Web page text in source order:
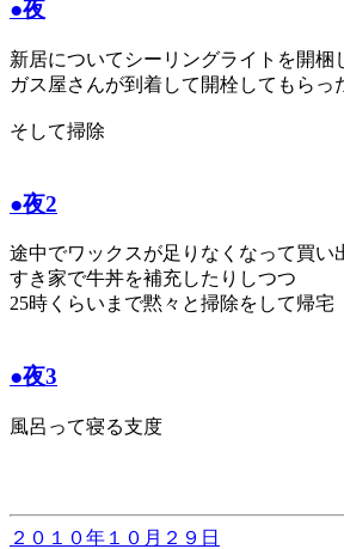
●夜
新居についてシーリングライトを開梱
ガス屋さんが到着して開栓してもらっ
そして掃除
●夜2
途中でワックスが足りなくなって買い
すき家で牛丼を補充したりしつつ
25時くらいまで黙々と掃除をして帰宅
●夜3
風呂って寝る支度
２０１０年１０月２９日